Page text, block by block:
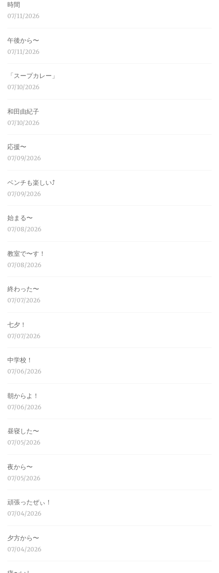
時間
07/11/2026
午後から〜
07/11/2026
「スープカレー」
07/10/2026
和田由紀子
07/10/2026
応援〜
07/09/2026
ベンチも楽しい⤴︎
07/09/2026
始まる〜
07/08/2026
教室で〜す！
07/08/2026
終わった〜
07/07/2026
七夕！
07/07/2026
中学校！
07/06/2026
朝からよ！
07/06/2026
昼寝した〜
07/05/2026
夜から〜
07/05/2026
頑張ったぜぃ！
07/04/2026
夕方から〜
07/04/2026